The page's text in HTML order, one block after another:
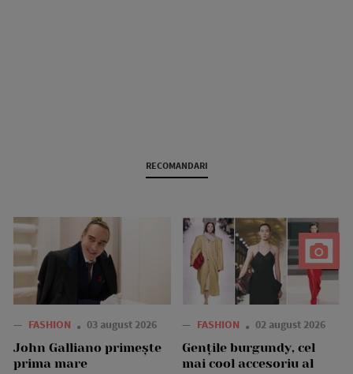
RECOMANDARI
— FASHION 03 august 2026
John Galliano primește
prima mare
— FASHION 02 august 2026
Gențile burgundy, cel
mai cool accesoriu al